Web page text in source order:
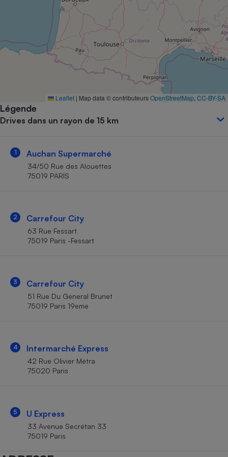
Leaflet | Map data © contributeursOpenStreetMap CC-BY-SA
Légende
Drives dans un rayon de 15 km
1 Auchan Supermarché
34/50 Rue des Alouettes
75019 PARIS
2 Carrefour City
63 Rue Fessart
75019 Paris -Fessart
3 Carrefour City
51 Rue Du General Brunet
75019 Paris 19eme
4 Intermarché Express
42 Rue Olivier Métra
75020 Paris
5 U Express
33 Avenue Secrétan 33
75019 Paris
Complément
alimentaire
Assurance emprunteur
Banque
Petit électroménager -
Matelas
Mutuelle